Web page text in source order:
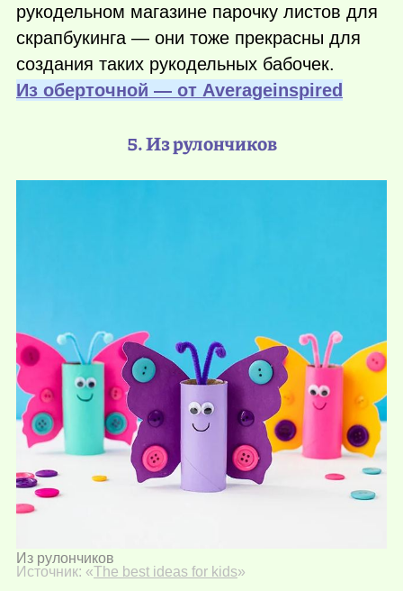
рукодельном магазине парочку листов для
скрапбукинга — они тоже прекрасны для
создания таких рукодельных бабочек.
Из оберточной — от Аverageinspired
5. Из рулончиков
Из рулончиков
Источник: «The best ideas for kids»